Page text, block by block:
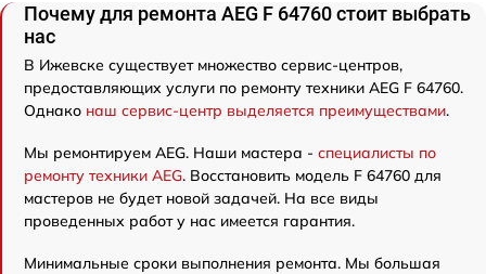
Почему для ремонта AEG F 64760 стоит выбрать
нас
В Ижевске существует множество сервис-центров,
предоставляющих услуги по ремонту техники AEG F 64760.
Однако наш сервис-центр выделяется преимуществами.
Мы ремонтируем AEG. Наши мастера - специалисты по
ремонту техники AEG. Восстановить модель F 64760 для
мастеров не будет новой задачей. На все виды
проведенных работ у нас имеется гарантия.
Минимальные сроки выполнения ремонта. Мы большая